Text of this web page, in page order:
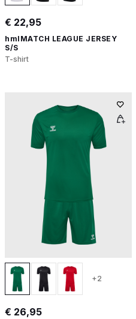
€ 22,95
hmlMATCH LEAGUE JERSEY
S/S
T-shirt
+2
€ 26,95